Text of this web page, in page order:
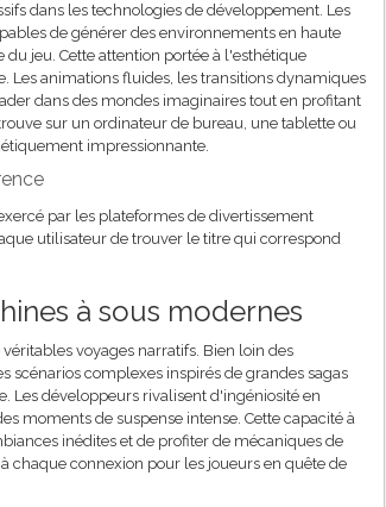
dans les technologies de développement. Les
de générer des environnements en haute
jeu. Cette attention portée à l'esthétique
Les animations fluides, les transitions dynamiques
dans des mondes imaginaires tout en profitant
sur un ordinateur de bureau, une tablette ou
impressionnante.
par les plateformes de divertissement
utilisateur de trouver le titre qui correspond
à sous modernes
voyages narratifs. Bien loin des
scénarios complexes inspirés de grandes sagas
Les développeurs rivalisent d'ingéniosité en
moments de suspense intense. Cette capacité à
inédites et de profiter de mécaniques de
chaque connexion pour les joueurs en quête de